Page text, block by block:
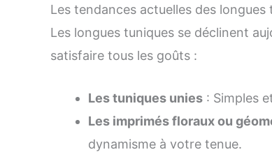
Les tendances actuelles des
Les longues tuniques se déclinent
satisfaire tous les goûts :
Les tuniques unies : Simples
Les imprimés floraux ou
dynamisme à votre tenue.